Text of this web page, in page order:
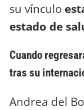
su vínculo
estado de
Cuando
tras su
Andrea del